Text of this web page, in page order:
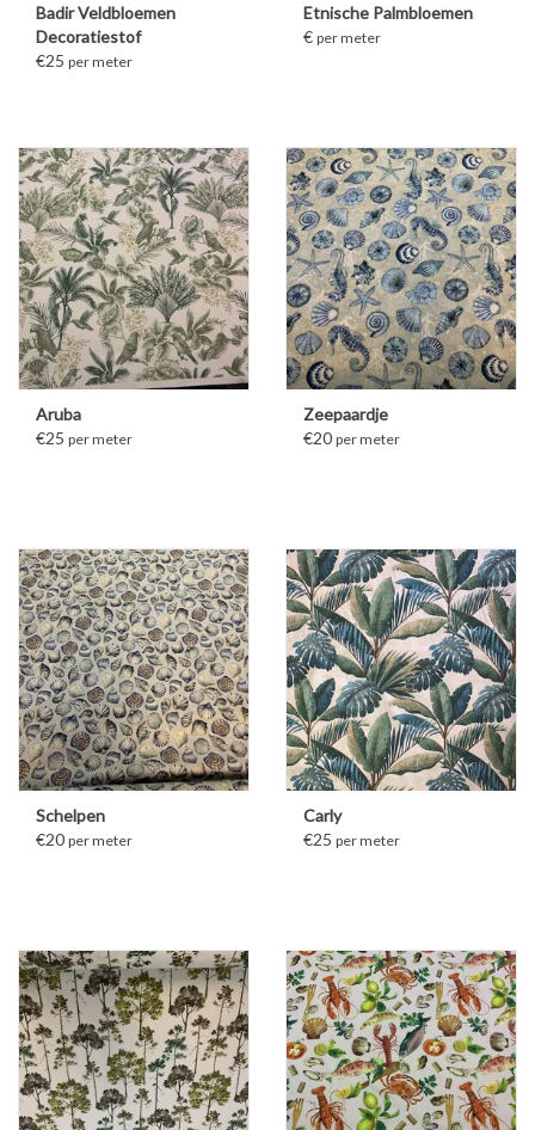
Badir Veldbloemen
Decoratiestof
€25 per meter
Etnische Palmbloemen
€ per meter
Aruba
€25 per meter
Zeepaardje
€20 per meter
Schelpen
€20 per meter
Carly
€25 per meter